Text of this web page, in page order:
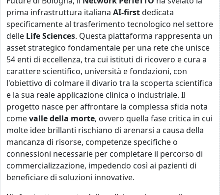
prima infrastruttura italiana AI-firstdedicata
specificamente al trasferimento tecnologico nel settore
delle Life Sciences. Questa piattaforma rappresenta un
asset strategico fondamentale per una rete che unisce
54 enti di eccellenza, tra cui istituti di ricovero e cura a
carattere scientifico, università e fondazioni, con
l'obiettivo di colmare il divario tra la scoperta scientifica
e la sua reale applicazione clinica o industriale. Il
progetto nasce per affrontare la complessa sfida nota
comevalle della morte, ovvero quella fase critica in cui
molte idee brillanti rischiano di arenarsi a causa della
mancanza di risorse, competenze specifiche o
connessioni necessarie per completare il percorso di
commercializzazione, impedendo così ai pazienti di
beneficiare di soluzioni innovative.